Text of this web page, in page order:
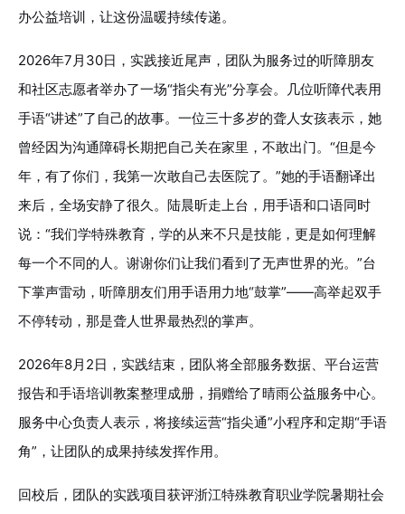
办公益培训，让这份温暖持续传递。
2026年7月30日，实践接近尾声，团队为服务过的听障朋友
和社区志愿者举办了一场“指尖有光”分享会。几位听障代表用
手语“讲述”了自己的故事。一位三十多岁的聋人女孩表示，她
曾经因为沟通障碍长期把自己关在家里，不敢出门。“但是今
年，有了你们，我第一次敢自己去医院了。”她的手语翻译出
来后，全场安静了很久。陆晨昕走上台，用手语和口语同时
说：“我们学特殊教育，学的从来不只是技能，更是如何理解
每一个不同的人。谢谢你们让我们看到了无声世界的光。”台
下掌声雷动，听障朋友们用手语用力地“鼓掌”——高举起双手
不停转动，那是聋人世界最热烈的掌声。
2026年8月2日，实践结束，团队将全部服务数据、平台运营
报告和手语培训教案整理成册，捐赠给了晴雨公益服务中心。
服务中心负责人表示，将接续运营“指尖通”小程序和定期“手语
角”，让团队的成果持续发挥作用。
回校后，团队的实践项目获评浙江特殊教育职业学院暑期社会